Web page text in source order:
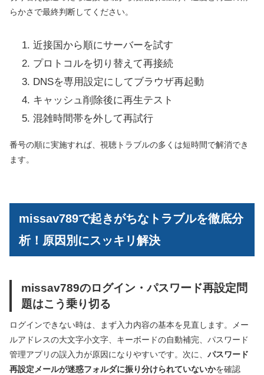
らかさで最終判断してください。
近接国から順にサーバーを試す
プロトコルを切り替えて再接続
DNSを専用設定にしてブラウザ再起動
キャッシュ削除後に再生テスト
混雑時間帯を外して再試行
番号の順に実施すれば、視聴トラブルの多くは短時間で解消でき
ます。
missav789で起きがちなトラブルを徹底分
析！原因別にスッキリ解決
missav789のログイン・パスワード再設定問
題はこう乗り切る
ログインできない時は、まず入力内容の基本を見直します。メー
ルアドレスの大文字小文字、キーボードの自動補完、パスワード
管理アプリの誤入力が原因になりやすいです。次に、 パスワード
再設定メールが迷惑フォルダに振り分けられていないかを確認